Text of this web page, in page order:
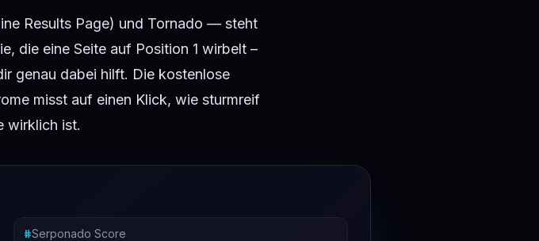
Results Page) und Tornado — steht
die eine Seite auf Position 1 wirbelt –
genau dabei hilft. Die kostenlose
misst auf einen Klick, wie sturmreif
wirklich ist.
Serponado Score